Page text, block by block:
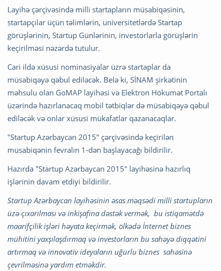
Layihə çərçivəsində milli startapların müsabiqəsinin,
startapçılar üçün təlimlərin, universitetlərdə Startap
görüşlərinin, Startup Günlərinin, investorlarla görüşlərin
keçirilməsi nəzərdə tutulur.
Cari ildə xüsusi nominasiyalar üzrə startaplar da
müsabiqəyə qəbul ediləcək. Belə ki, SİNAM şirkətinin
məhsulu olan GoMAP layihəsi və Elektron Hökumət Portalı
üzərində hazırlanacaq mobil tətbiqlər də müsabiqəyə qəbul
ediləcək və onlar xüsusi mükafatlar qazanacaqlar.
"Startup Azərbaycan 2015" çərçivəsində keçirilən
müsabiqənin fevralın 1-dən başlayacağı bildirilir.
Hazırda "Startup Azərbaycan 2015" layihəsinə hazırlıq
işlərinin davam etdiyi bildirilir.
Startup Azərbaycan layihəsinin əsas məqsədi milli startupların
üzə çıxarılması və inkişafına dəstək vermək, bu istiqamətdə
maarifçilik işləri həyata keçirmək, ölkədə İnternet biznes
mühitini yaxşılaşdırmaq və investorların bu sahəyə diqqətini
artırmaq və innovativ ideyaların uğurlu biznes sahəsinə
çevrilməsinə yardım etməkdir.